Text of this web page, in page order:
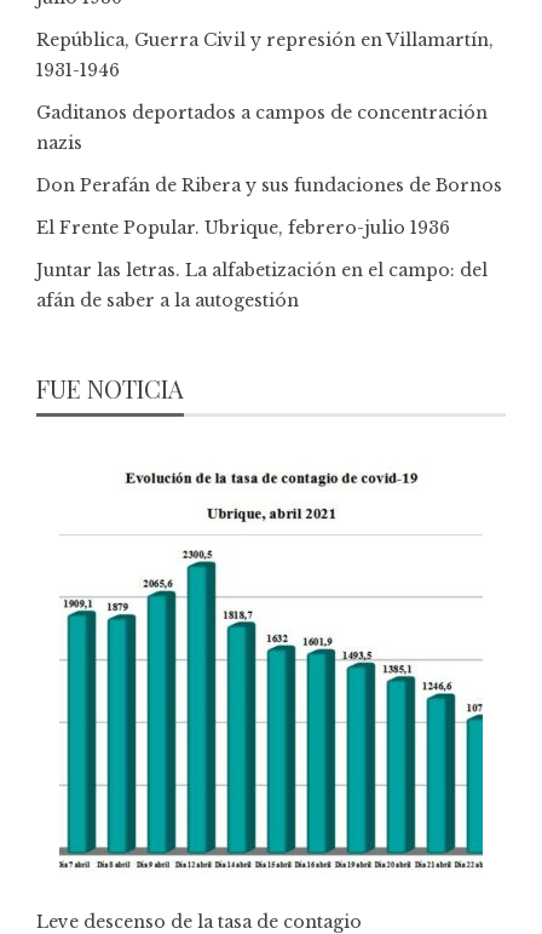
República, Guerra Civil y represión en Villamartín,
1931-1946
Gaditanos deportados a campos de concentración
nazis
Don Perafán de Ribera y sus fundaciones de Bornos
El Frente Popular. Ubrique, febrero-julio 1936
Juntar las letras. La alfabetización en el campo: del
afán de saber a la autogestión
FUE NOTICIA
Leve descenso de la tasa de contagio